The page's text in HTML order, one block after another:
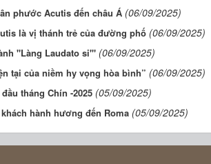
phước Acutis đến châu Á (06/09/2025)
là vị thánh trẻ của đường phố (06/09/2025)
"Làng Laudato si'" (06/09/2025)
tại của niềm hy vọng hòa bình” (06/09/2025)
tháng Chín -2025 (05/09/2025)
hành hương đến Roma (05/09/2025)